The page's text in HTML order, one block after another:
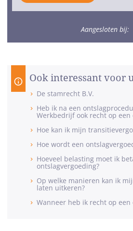
Aangesloten bij:
Ook interessant voor
De stamrecht B.V.
Heb ik na een
Werkbedrijf ook recht op een
Hoe kan ik mijn
Hoe wordt een
Hoeveel belasting moet ik
ontslagvergoeding?
Op welke manieren kan ik
laten uitkeren?
Wanneer heb ik recht op een